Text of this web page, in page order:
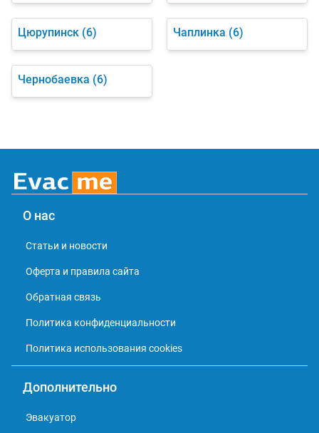
Цюрупинск (6) Чаплинка (6)
Чернобаевка (6)
О нас
Статьи и новости
Оферта и правила сайта
Обратная связь
Политика конфиденциальности
Политика использования cookies
Дополнительно
Эвакуатор